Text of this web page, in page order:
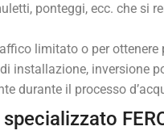
ponteggi, ecc. che
limitato o per
installazione, inversione
durante il processo